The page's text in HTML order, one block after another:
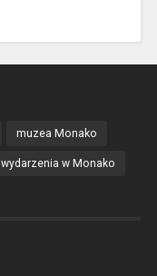
muzea Monako
wydarzenia w Monako